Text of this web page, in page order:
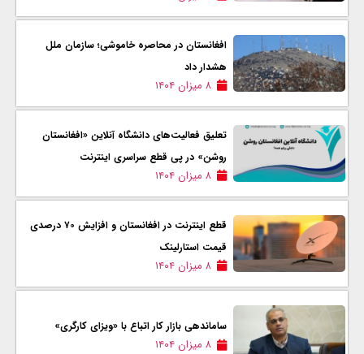
افغانستان در محاصره خاموشی؛ سازمان ملل
هشدار داد
۸ میزان ۱۴۰۴
تعلیق فعالیت‌های دانشگاه آنلاین «افغانستان
روشن» در پی قطع سراسری اینترنت
۸ میزان ۱۴۰۴
قطع اینترنت در افغانستان و افزایش ۷۰ درصدی
قیمت استارلینک
۸ میزان ۱۴۰۴
ساماندهی بازار کار اتباع با «ویزای کارگری»
۸ میزان ۱۴۰۴